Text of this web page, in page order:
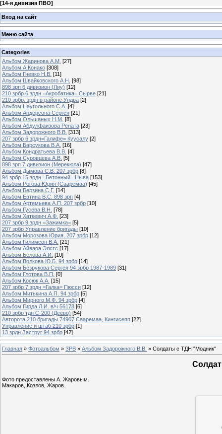
[14-я дивизия ПВО]
Вход на сайт
Меню сайта
Categories
Альбом Жаринова А.М. [27]
Альбом А.Конако [308]
Альбом Гневко Н.В. [11]
Альбом Швайковского А.Н. [98]
898 зрп 6 дивизион (Лиу) [12]
210 зрбр 6 зрдн =Акробатика= Сырве [21]
210 зрбр. зрдн в районе Ундва [2]
Альбом Наугольного С.А. [4]
Альбом Андерсона Сергея [21]
Альбом Ольшаных Н.М. [8]
Альбом Абдулфаизова Рената [23]
Альбом Задорожного В.В. [313]
207 зрбр 6 зрдн=Галифе= Куусалу [2]
Альбом Барсукова В.А. [16]
Альбом Кондратьева В.В. [4]
Альбом Суровцева А.В. [5]
898 зрп 7 дивизион (Мерекюла) [47]
Альбом Дымова С.В. 207 зрбр [8]
94 зрбр 15 зрдн =Бетонный= Ныва [153]
Альбом Рогова Юрия (Сааремаа) [45]
Альбом Берзина С.Г. [14]
Альбом Евтина В.С. 898 зрп [4]
Альбом Артемьева А.П. 207 зрбр [10]
Альбом Гусева В.Н. [78]
Альбом Хаткевич А.Ф. [23]
207 зрбр 9 зрдн =Зажимка= [5]
207 зрбр Управление бригады [10]
Альбом Морозова Юрия. 207 зрбр [12]
Альбом Гилимсон В.А. [21]
Альбом Айвара Элстс [17]
Альбом Белова А.И. [10]
Альбом Волкова Ю.Б. 94 зрбр [14]
Альбом Безрукова Сергея 94 зрбр 1987-1989 [31]
Альбом Глотова В.П. [0]
Альбом Косюк А.А. [15]
207 зрбр 7 зрдн =Галка= Пюсси [12]
Альбом Митькина А.П. 94 зрбр [5]
Альбом Мирного М.Ф. 94 зрбр [4]
Альбом Гирда Л.И. в/ч 56178 [6]
210 зрбр тдн С-200 (Деево) [54]
Авторота 210 бригады 74907 Сааремаа, Кингисепп [22]
Управление и штаб 210 зрбр [1]
13 зрдн Заструг 94 зрбр [42]
Главная » Фотоальбом » ЗРВ » Альбом Задорожного В.В. » Солдаты с ТДН "Модник"
Фото предоставлены А. Жаровым.
Макаров, Козлов, Жаров.